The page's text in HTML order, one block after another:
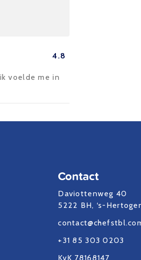
4.8
voelde me in
Contact
Daviottenweg 40
5222 BH, ‘s-
+31 85 303 0203
KvK 78168147